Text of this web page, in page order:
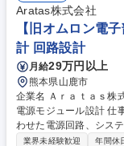
Aratas株式会社
【旧オムロン電
計 回路設計
月給29万円以上
熊本県山鹿市
企業名 Ａｒａｔａｓ株式会社 求人名 【旧オムロン電子部品
電源モジュール設計 仕事の内容 当社の電子部品とパワエレ技術を掛け合
わせた電源回路、シス
だきます。 【詳細】■バッテリー入力を前提とした電源アーキテクチャ設
業界未経験歓迎 年間休